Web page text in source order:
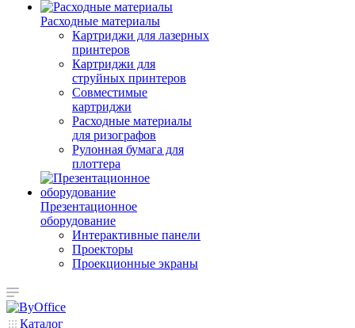
Расходные материалы
Картриджи для лазерных
принтеров
Картриджи для
струйных принтеров
Совместимые
картриджи
Расходные материалы
для ризографов
Рулонная бумага для
плоттера
Презентационное
оборудование
Интерактивные панели
Проекторы
Проекционные экраны
Каталог